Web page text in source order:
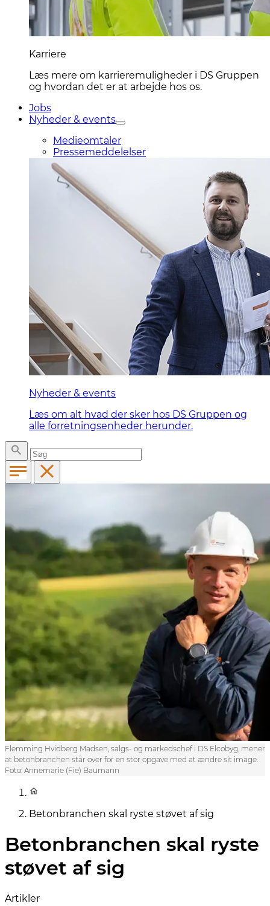
Karriere
Læs mere om karrieremuligheder i DS Gruppen
og hvordan det er at arbejde hos os.
Jobs
Nyheder & events
Medieomtaler
Pressemeddelelser
Nyheder & events
Læs om alt hvad der sker hos DS Gruppen og
alle forretningsenheder herunder.
Flemming Hvidberg Madsen, salgs- og markedschef i DS Elcobyg, mener
at betonbranchen står over for en stor opgave med at ændre sit image.
Foto: Annemarie (Fie) Baumann
Betonbranchen skal ryste støvet af sig
Betonbranchen skal ryste
støvet af sig
Artikler